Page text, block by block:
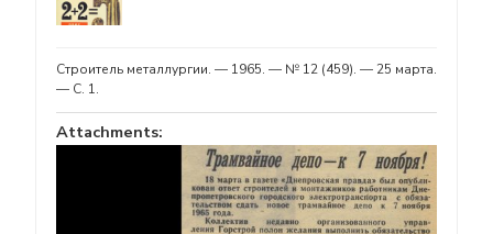
Строитель металлургии. — 1965. — № 12 (459). — 25 марта.
— С. 1.
Attachments: